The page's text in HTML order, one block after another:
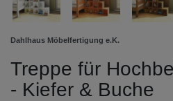
Dahlhaus Möbelfertigung e.K.
Treppe für
- Kiefer & Buche